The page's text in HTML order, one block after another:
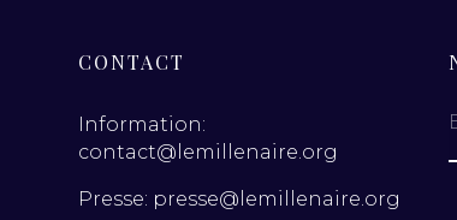
CONTACT
Information:
contact@lemillenaire.org
Presse: presse@lemillenaire.org